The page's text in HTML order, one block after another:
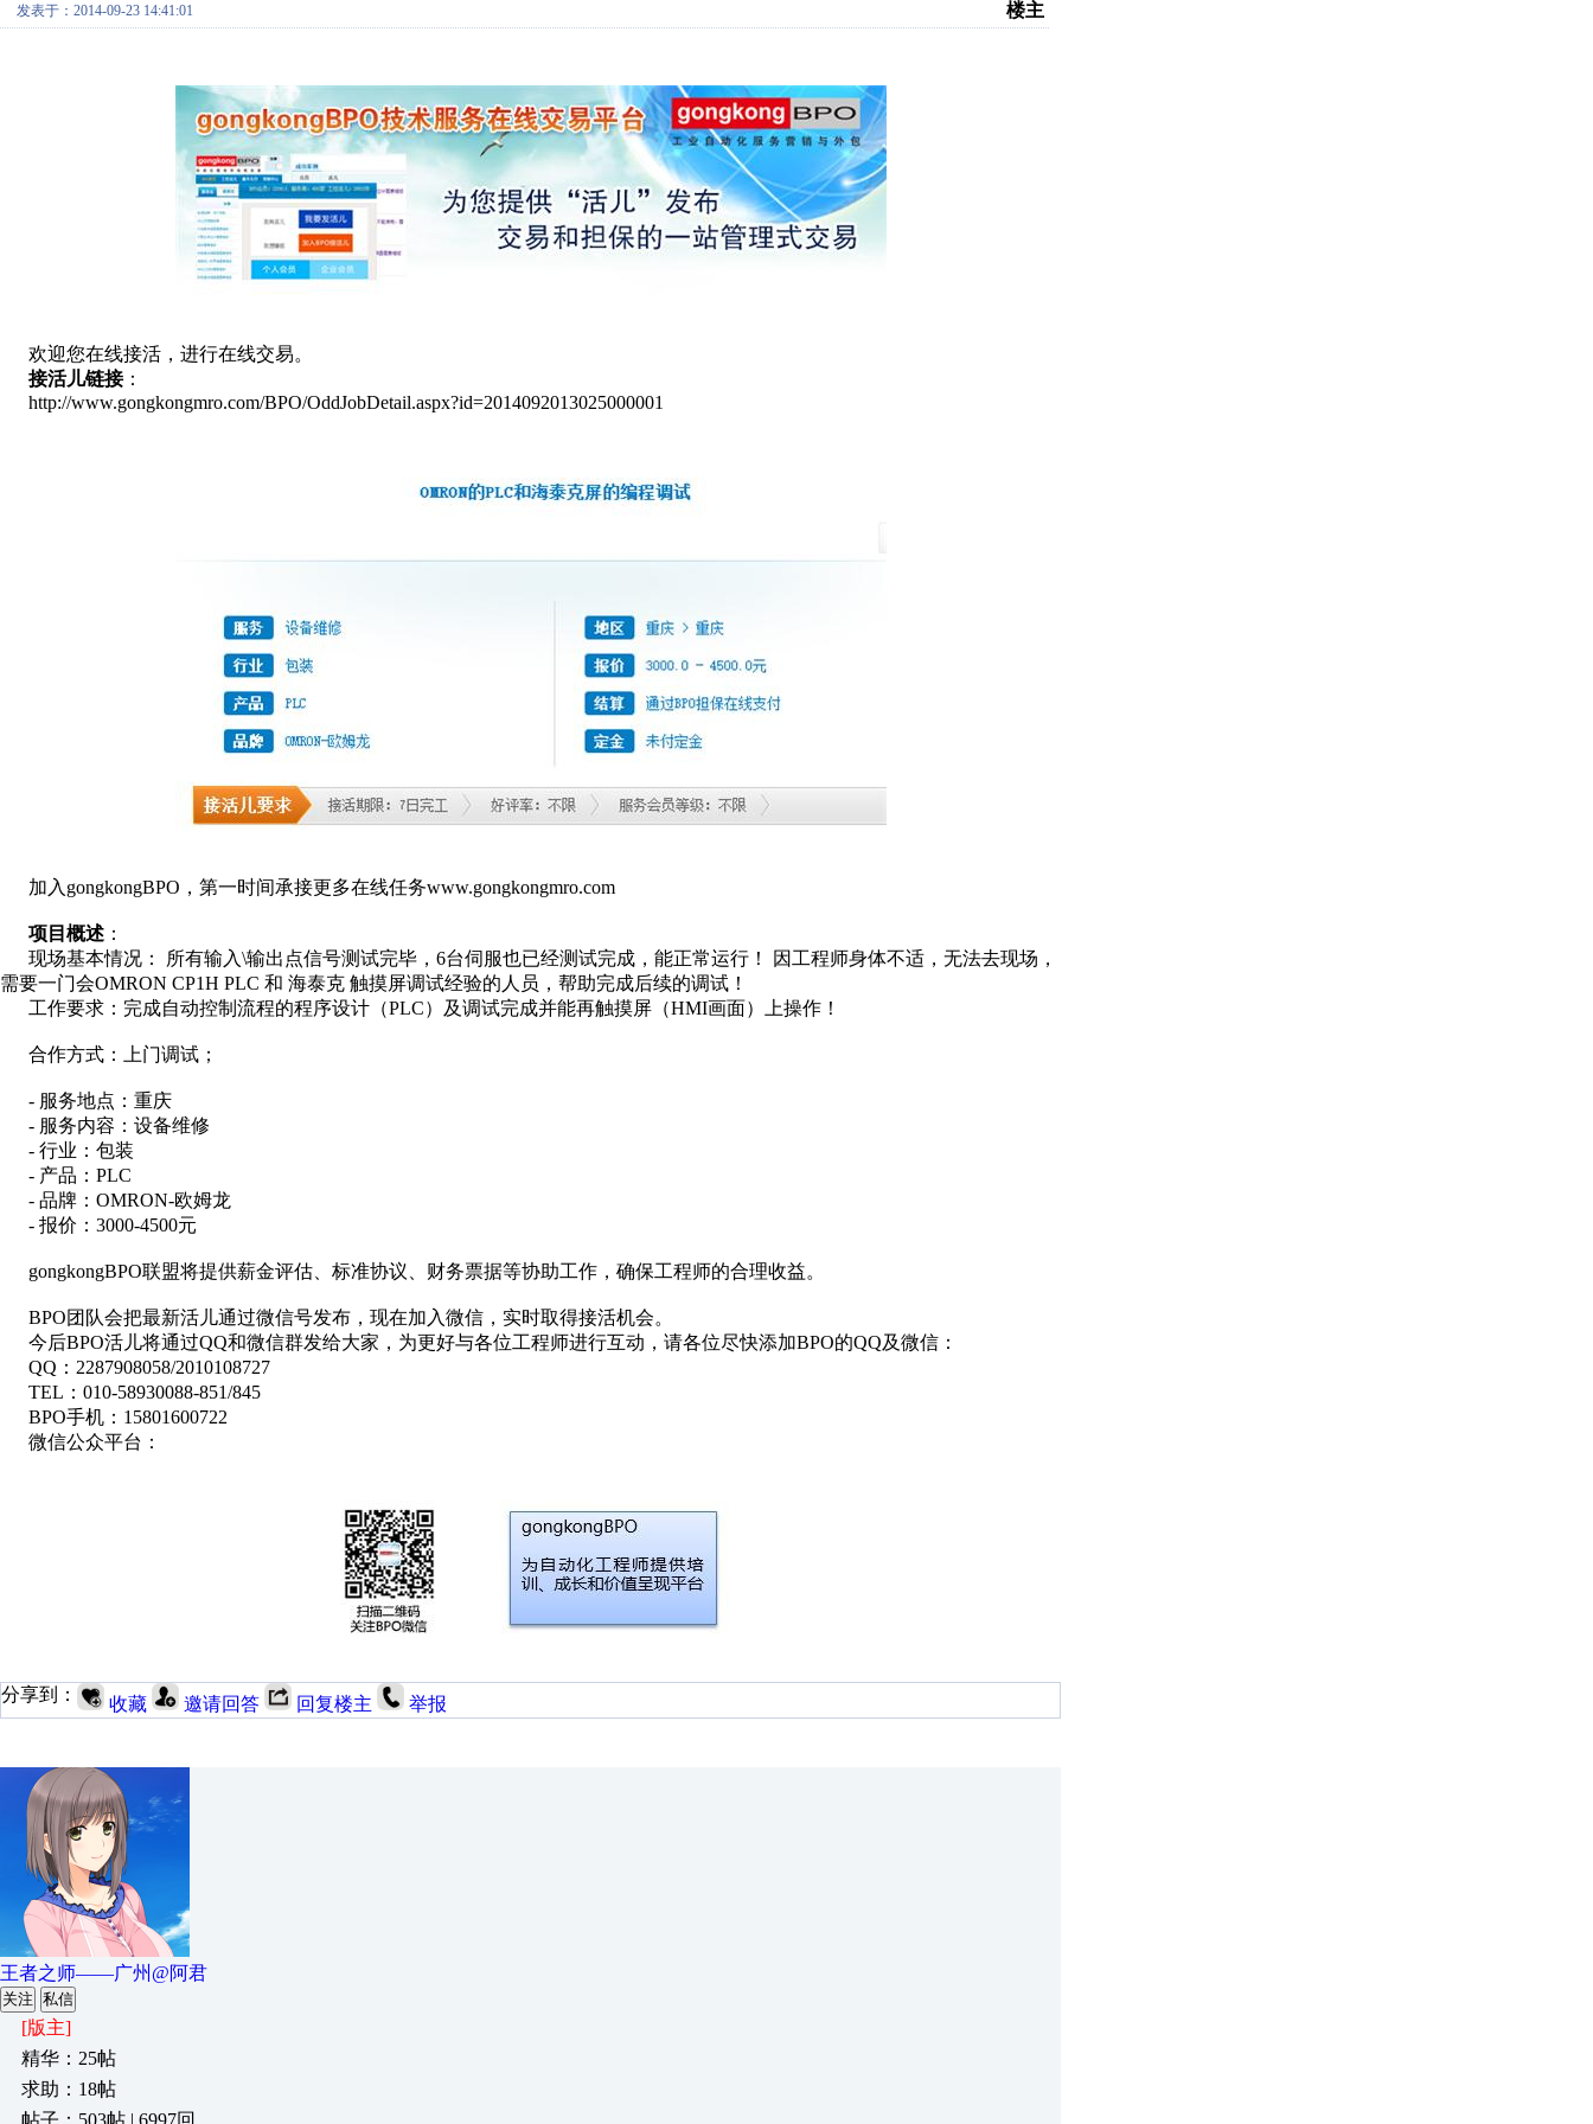
发表于：2014-09-23 14:41:01 楼主
欢迎您在线接活，进行在线交易。
接活儿链接：
http://www.gongkongmro.com/BPO/OddJobDetail.aspx?id=2014092013025000001
加入gongkongBPO，第一时间承接更多在线任务www.gongkongmro.com
项目概述 ：
现场基本情况： 所有输入\输出点信号测试完毕，6台伺服也已经测试完成，能正常运行！ 因工程师身体不适，无法去现场，
需要一门会OMRON CP1H PLC 和 海泰克 触摸屏调试经验的人员，帮助完成后续的调试！
工作要求：完成自动控制流程的程序设计（PLC）及调试完成并能再触摸屏（HMI画面）上操作！
合作方式：上门调试；
- 服务地点：重庆
- 服务内容：设备维修
- 行业：包装
- 产品：PLC
- 品牌：OMRON-欧姆龙
- 报价：3000-4500元
gongkongBPO联盟将提供薪金评估、标准协议、财务票据等协助工作，确保工程师的合理收益。
BPO团队会把最新活儿通过微信号发布，现在加入微信，实时取得接活机会。
今后BPO活儿将通过QQ和微信群发给大家，为更好与各位工程师进行互动，请各位尽快添加BPO的QQ及微信：
QQ：2287908058/2010108727
TEL：010-58930088-851/845
BPO手机：15801600722
微信公众平台：
分享到： 收藏 邀请回答 回复楼主 举报
王者之师——广州@阿君
关注 私信
[版主]
精华：25帖
求助：18帖
帖子：503帖 | 6997回